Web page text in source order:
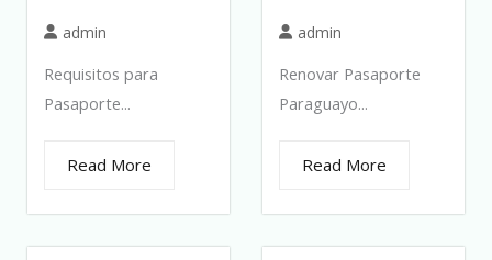
admin
Requisitos para
Pasaporte...
Read More
admin
Renovar Pasaporte
Paraguayo...
Read More